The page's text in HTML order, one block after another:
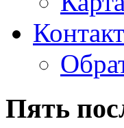
Пять